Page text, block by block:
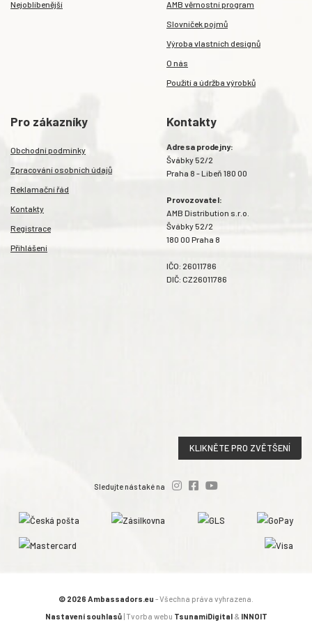
Nejoblíbenější
AMB věrnostní program
Slovníček pojmů
Výroba vlastních designů
O nás
Použití a údržba výrobků
Pro zákazníky
Obchodní podmínky
Zpracování osobních údajů
Reklamační řád
Kontakty
Registrace
Přihlášení
Kontakty
Adresa prodejny:
Švábky 52/2
Praha 8 - Libeň 180 00
Provozovatel:
AMB Distribution s.r.o.
Švábky 52/2
180 00 Praha 8
IČO: 26011786
DIČ: CZ26011786
KLIKNĚTE PRO ZVĚTŠENÍ
Sledujte nás také na
© 2026 Ambassadors.eu - Všechna práva vyhrazena.
Nastavení souhlasů| Tvorba webu TsunamiDigital& INNOIT